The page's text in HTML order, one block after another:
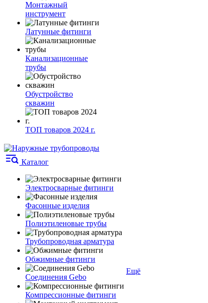
Монтажный
инструмент
Латунные фитинги
Канализационные
трубы
Обустройство
скважин
ТОП товаров 2024 г.
Каталог
Электросварные фитинги
Фасонные изделия
Полиэтиленовые трубы
Трубопроводная арматура
Обжимные фитинги
Соединения Gebo
Компрессионные фитинги
Ещё